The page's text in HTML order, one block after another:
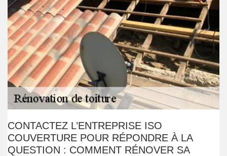
CONTACTEZ L’ENTREPRISE ISO
COUVERTURE POUR RÉPONDRE À LA
QUESTION : COMMENT RÉNOVER SA